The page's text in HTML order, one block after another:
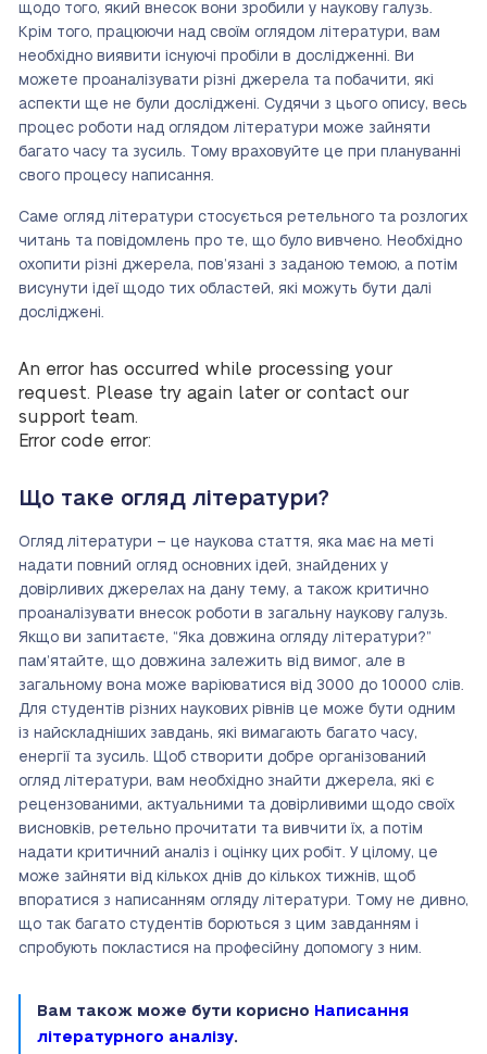
щодо того, який внесок вони зробили у наукову галузь.
Крім того, працюючи над своїм оглядом літератури, вам
необхідно виявити існуючі пробіли в дослідженні. Ви
можете проаналізувати різні джерела та побачити, які
аспекти ще не були досліджені. Судячи з цього опису, весь
процес роботи над оглядом літератури може зайняти
багато часу та зусиль. Тому враховуйте це при плануванні
свого процесу написання.
Саме огляд літератури стосується ретельного та розлогих
читань та повідомлень про те, що було вивчено. Необхідно
охопити різні джерела, пов’язані з заданою темою, а потім
висунути ідеї щодо тих областей, які можуть бути далі
досліджені.
An error has occurred while processing your
request. Please try again later or contact our
support team.
Error code error:
Що таке огляд літератури?
Огляд літератури – це наукова стаття, яка має на меті
надати повний огляд основних ідей, знайдених у
довірливих джерелах на дану тему, а також критично
проаналізувати внесок роботи в загальну наукову галузь.
Якщо ви запитаєте, “Яка довжина огляду літератури?”
пам’ятайте, що довжина залежить від вимог, але в
загальному вона може варіюватися від 3000 до 10000 слів.
Для студентів різних наукових рівнів це може бути одним
із найскладніших завдань, які вимагають багато часу,
енергії та зусиль. Щоб створити добре організований
огляд літератури, вам необхідно знайти джерела, які є
рецензованими, актуальними та довірливими щодо своїх
висновків, ретельно прочитати та вивчити їх, а потім
надати критичний аналіз і оцінку цих робіт. У цілому, це
може зайняти від кількох днів до кількох тижнів, щоб
впоратися з написанням огляду літератури. Тому не дивно,
що так багато студентів борються з цим завданням і
спробують покластися на професійну допомогу з ним.
Вам також може бути корисно Написання
літературного аналізу.